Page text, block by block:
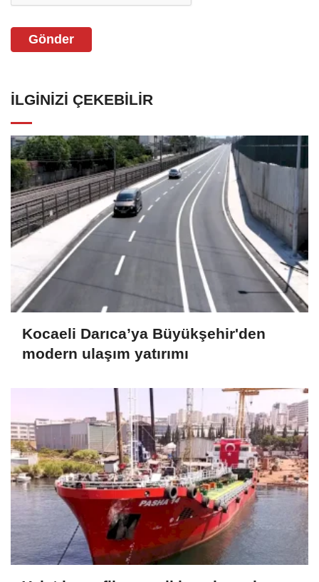
Gönder
İLGINIZI ÇEKEBILIR
Kocaeli Darıca’ya Büyükşehir'den
modern ulaşım yatırımı